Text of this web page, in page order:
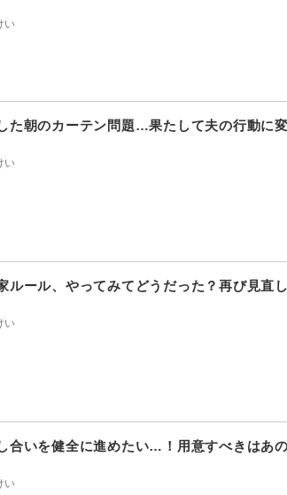
い
た朝のカーテン問題…果たして夫の行動に
い
ルール、やってみてどうだった？再び見直
い
合いを健全に進めたい…！用意すべきはあ
い